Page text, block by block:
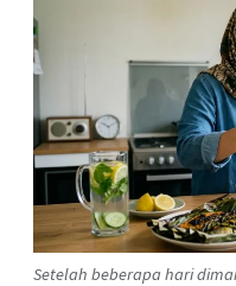
Setelah beberapa hari